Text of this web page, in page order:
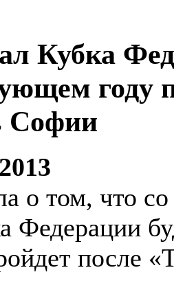
Кубка
году
Софии
о том, что
Федерации
после